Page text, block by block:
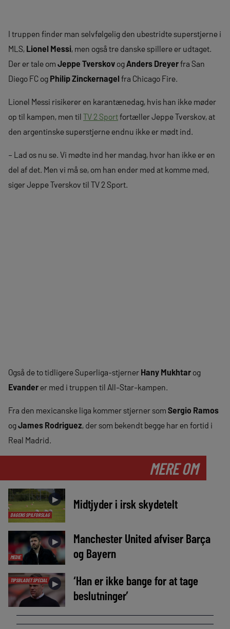
I truppen finder man selvfølgelig den ubestridte superstjerne i
MLS, Lionel Messi, men også tre danske spillere er udtaget.
Der er tale om Jeppe Tverskov ogAnders Dreyerfra San
Diego FC og Philip Zinckernagel fra Chicago Fire.
Lionel Messi risikerer en karantænedag, hvis han ikke møder
op til kampen, men til TV 2 Sportfortæller Jeppe Tverskov, at
den argentinske superstjerne endnu ikke er mødt ind.
– Lad os nu se. Vi mødte ind her mandag, hvor han ikke er en
del af det. Men vi må se, om han ender med at komme med,
siger Jeppe Tverskov til TV 2 Sport.
Også de to tidligere Superliga-stjerner Hany Mukhtar og
Evander er med i truppen til All-Star-kampen.
Fra den mexicanske liga kommer stjerner som Sergio Ramos
ogJames Rodriguez, der som bekendt begge har en fortid i
Real Madrid.
MERE OM
DAGENS SPILFORSLAG
► Midtjyder i irsk skydetelt
MEDIE
►
Manchester United afviser Barça
og Bayern
TIPSBLADET SPECIAL ►
‘Han er ikke bange for at tage
beslutninger’